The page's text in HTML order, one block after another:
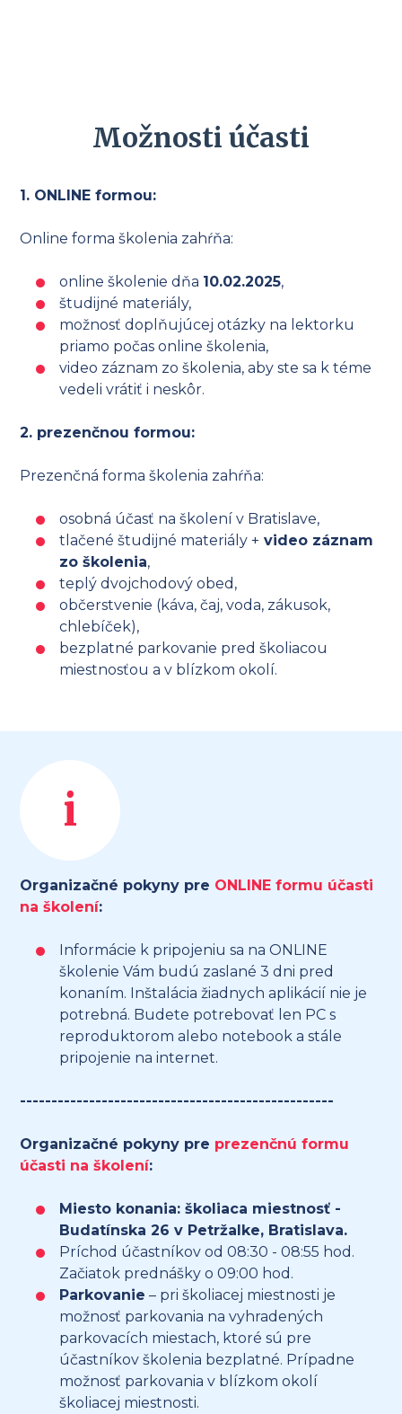
Možnosti účasti
1. ONLINE formou:
Online forma školenia zahŕňa:
online školenie dňa 10.02.2025,
študijné materiály,
možnosť doplňujúcej otázky na lektorku
priamo počas online školenia,
video záznam zo školenia, aby ste sa k téme
vedeli vrátiť i neskôr.
2. prezenčnou formou:
Prezenčná forma školenia zahŕňa:
osobná účasť na školení v Bratislave,
tlačené študijné materiály + video záznam
zo školenia,
teplý dvojchodový obed,
občerstvenie (káva, čaj, voda, zákusok,
chlebíček),
bezplatné parkovanie pred školiacou
miestnosťou a v blízkom okolí.
i
Organizačné pokyny pre ONLINE formu účasti
na školení:
Informácie k pripojeniu sa na ONLINE
školenie Vám budú zaslané 3 dni pred
konaním. Inštalácia žiadnych aplikácií nie je
potrebná. Budete potrebovať len PC s
reproduktorom alebo notebook a stále
pripojenie na internet.
--------------------------------------------------
Organizačné pokyny pre prezenčnú formu
účasti na školení:
Miesto konania: školiaca miestnosť -
Budatínska 26 v Petržalke, Bratislava.
Príchod účastníkov od 08:30 - 08:55 hod.
Začiatok prednášky o 09:00 hod.
Parkovanie – pri školiacej miestnosti je
možnosť parkovania na vyhradených
parkovacích miestach, ktoré sú pre
účastníkov školenia bezplatné. Prípadne
možnosť parkovania v blízkom okolí
školiacej miestnosti.